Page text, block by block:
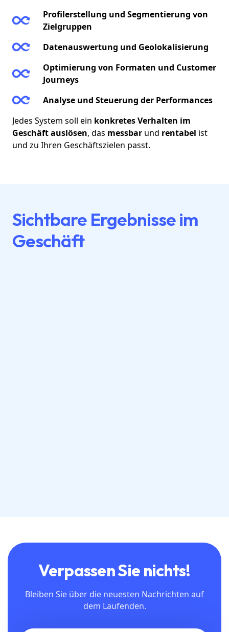
Profilerstellung und Segmentierung von
Zielgruppen
Datenauswertung und Geolokalisierung
Optimierung von Formaten und Customer
Journeys
Analyse und Steuerung der Performances
Jedes System soll ein konkretes Verhalten im
Geschäft auslösen, das messbar und rentabel ist
und zu Ihren Geschäftszielen passt.
Sichtbare Ergebnisse im
Geschäft
Verpassen Sie nichts!
Bleiben Sie über die neuesten Nachrichten auf
dem Laufenden.